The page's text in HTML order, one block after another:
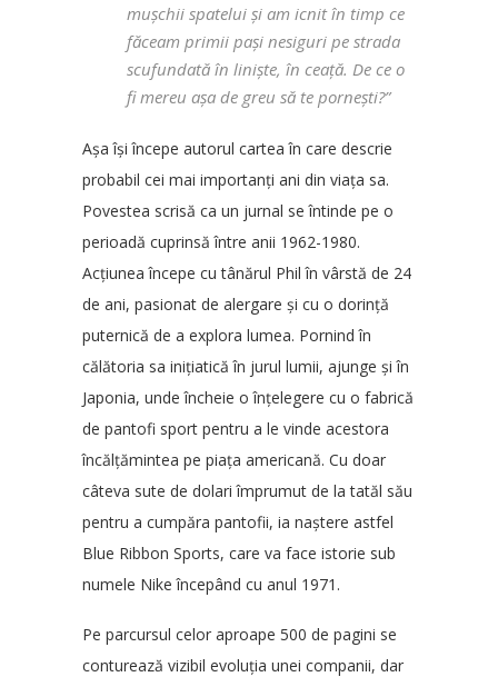
mușchii spatelui și am icnit în timp ce
făceam primii pași nesiguri pe strada
scufundată în liniște, în ceață. De ce o
fi mereu așa de greu să te pornești?”
Așa își începe autorul cartea în care descrie
probabil cei mai importanți ani din viața sa.
Povestea scrisă ca un jurnal se întinde pe o
perioadă cuprinsă între anii 1962-1980.
Acțiunea începe cu tânărul Phil în vârstă de 24
de ani, pasionat de alergare și cu o dorință
puternică de a explora lumea. Pornind în
călătoria sa inițiatică în jurul lumii, ajunge și în
Japonia, unde încheie o înțelegere cu o fabrică
de pantofi sport pentru a le vinde acestora
încălțămintea pe piața americană. Cu doar
câteva sute de dolari împrumut de la tatăl său
pentru a cumpăra pantofii, ia naștere astfel
Blue Ribbon Sports, care va face istorie sub
numele Nike începând cu anul 1971.
Pe parcursul celor aproape 500 de pagini se
conturează vizibil evoluția unei companii, dar